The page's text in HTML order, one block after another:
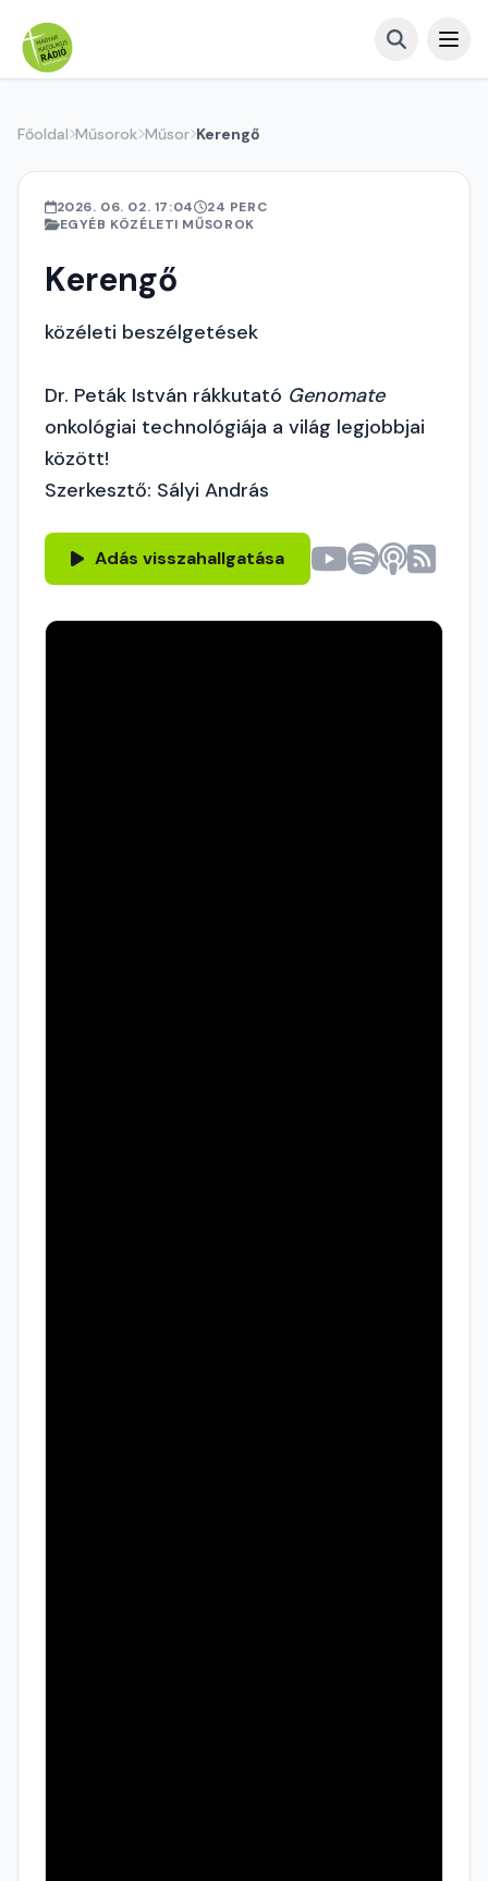
Főoldal Műsorok Műsor Kerengő
2026. 06. 02. 17:04
24 PERC
EGYÉB KÖZÉLETI MŰSOROK
Kerengő
közéleti beszélgetések
Dr. Peták István rákkutató Genomate
onkológiai technológiája a világ legjobbjai
között!
Szerkesztő: Sályi András
Adás visszahallgatása